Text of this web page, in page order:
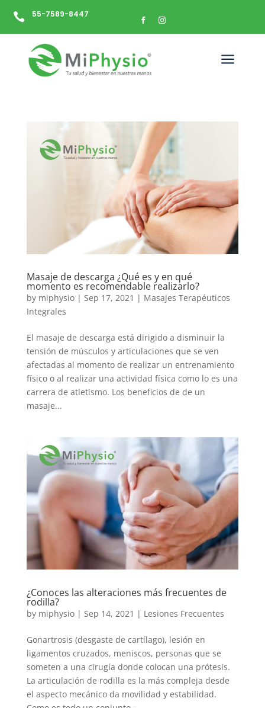
 55-7589-8447
a
Masaje de descarga ¿Qué es y en qué
momento es recomendable realizarlo?
by miphysio| Sep 17, 2021 | Masajes Terapéuticos
Integrales
El masaje de descarga está dirigido a disminuir la
tensión de músculos y articulaciones que se ven
afectadas al momento de realizar un entrenamiento
físico o al realizar una actividad física como lo es una
carrera de atletismo. Los beneficios de de un
masaje...
¿Conoces las alteraciones más frecuentes de
rodilla?
by miphysio| Sep 14, 2021 | Lesiones Frecuentes
Gonartrosis (desgaste de cartílago), lesión en
ligamentos cruzados, meniscos, personas que se
someten a una cirugía donde colocan una prótesis.
La articulación de rodilla es la más compleja desde
el aspecto mecánico da movilidad y estabilidad.